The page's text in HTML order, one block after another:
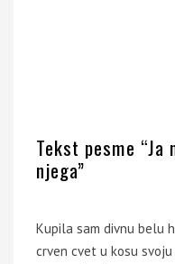
Tekst pesme “Ja
njega”
Kupila sam divnu belu
crven cvet u kosu